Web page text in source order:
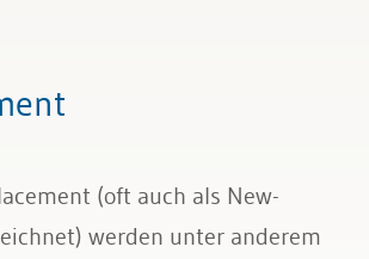
und Freistellung
(oft auch als New-
werden unter anderem